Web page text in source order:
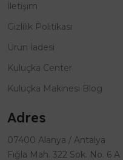
İletişim
Gizlilik Politikası
Ürün İadesi
Kuluçka Center
Kuluçka Makinesi Blog
Adres
07400 Alanya / Antalya
Fığla Mah. 322 Sok. No. 6 A